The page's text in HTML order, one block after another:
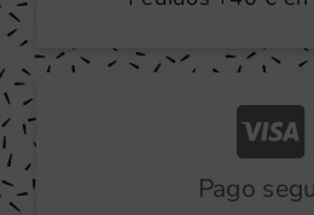
Pago